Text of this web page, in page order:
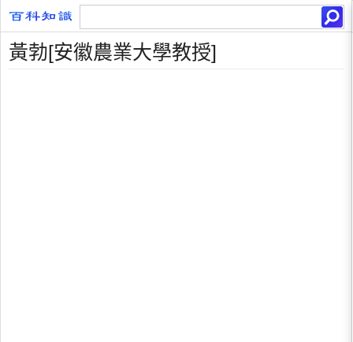
黃勃[安徽農業大學教授]